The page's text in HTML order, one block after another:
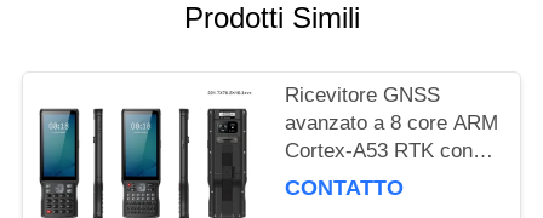
Prodotti Simili
Ricevitore GNSS
avanzato a 8 core ARM
Cortex-A53 RTK con
51 tasti e 1 chiave
CONTATTO